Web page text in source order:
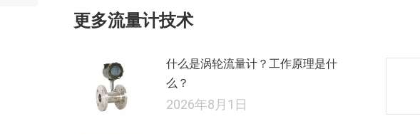
章：
更多流量计技术
什么是涡轮流量计？工作原理是什
么？
2026年8月1日